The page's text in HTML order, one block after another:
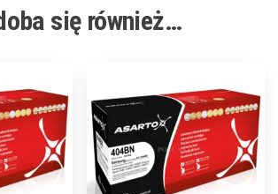
się również…